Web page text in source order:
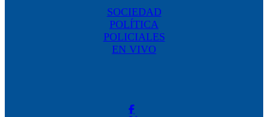
SOCIEDAD
POLÍTICA
POLICIALES
EN VIVO